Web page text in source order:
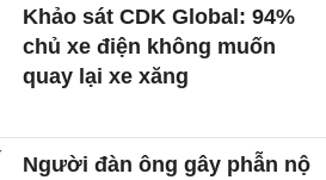
Khảo sát CDK Global: 94%
chủ xe điện không muốn
quay lại xe xăng
Người đàn ông gây phẫn nộ